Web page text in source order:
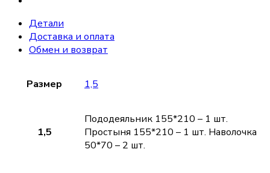
Детали
Доставка и оплата
Обмен и возврат
Размер 1,5
1,5
Пододеяльник 155*210 – 1 шт.
Простыня 155*210 – 1 шт. Наволочка
50*70 – 2 шт.